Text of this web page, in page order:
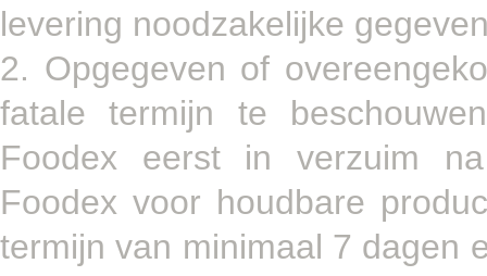
levering noodzakelijke
2. Opgegeven of
fatale termijn te
Foodex eerst in verzuim na
Foodex voor houdbare
termijn van minimaal 7 dagen